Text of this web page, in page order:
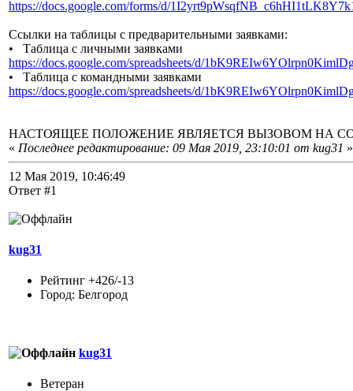
https://docs.google.com/forms/d/
Ссылки на таблицы с предварительными заявками:
• Таблица с личными заявками
https://docs.google.com/spreadsheets/d/
• Таблица с командными заявками
https://docs.google.com/spreadsheets/d/
НАСТОЯЩЕЕ ПОЛОЖЕНИЕ ЯВЛЯЕТСЯ ВЫЗОВОМ НА
« Последнее редактирование: 09 Мая 2019, 23:10:01 от kug31 »
12 Мая 2019, 10:46:49
Ответ #1
kug31
Рейтинг +426/-13
Город: Белгород
kug31
Ветеран